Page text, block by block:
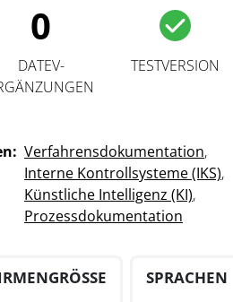
0
DATEV-
TESTVERSION
Verfahrensdokumentation,
Interne Kontrollsysteme (IKS),
Künstliche Intelligenz (KI),
Prozessdokumentation
SPRACHEN